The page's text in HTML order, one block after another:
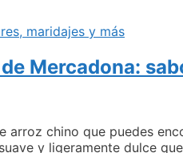
qué
la
opción
Mercadona:
arroz chino que puedes
y ligeramente dulce